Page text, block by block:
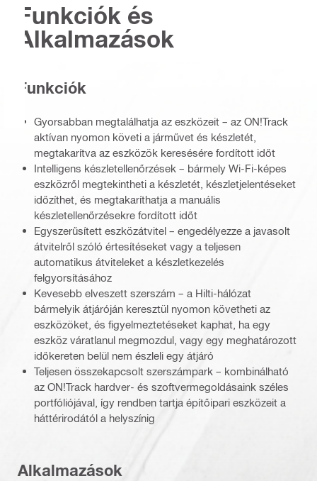
Funkciók és
Alkalmazások
Funkciók
Gyorsabban megtalálhatja az eszközeit – az ON!Track
aktívan nyomon követi a járművet és készletét,
megtakarítva az eszközök keresésére fordított időt
Intelligens készletellenőrzések – bármely Wi-Fi-képes
eszközről megtekintheti a készletét, készletjelentéseket
időzíthet, és megtakaríthatja a manuális
készletellenőrzésekre fordított időt
Egyszerűsített eszközátvitel – engedélyezze a javasolt
átvitelről szóló értesítéseket vagy a teljesen
automatikus átviteleket a készletkezelés
felgyorsításához
Kevesebb elveszett szerszám – a Hilti-hálózat
bármelyik átjáróján keresztül nyomon követheti az
eszközöket, és figyelmeztetéseket kaphat, ha egy
eszköz váratlanul megmozdul, vagy egy meghatározott
időkereten belül nem észleli egy átjáró
Teljesen összekapcsolt szerszámpark – kombinálható
az ON!Track hardver- és szoftvermegoldásaink széles
portfóliójával, így rendben tartja építőipari eszközeit a
háttérirodától a helyszínig
Alkalmazások